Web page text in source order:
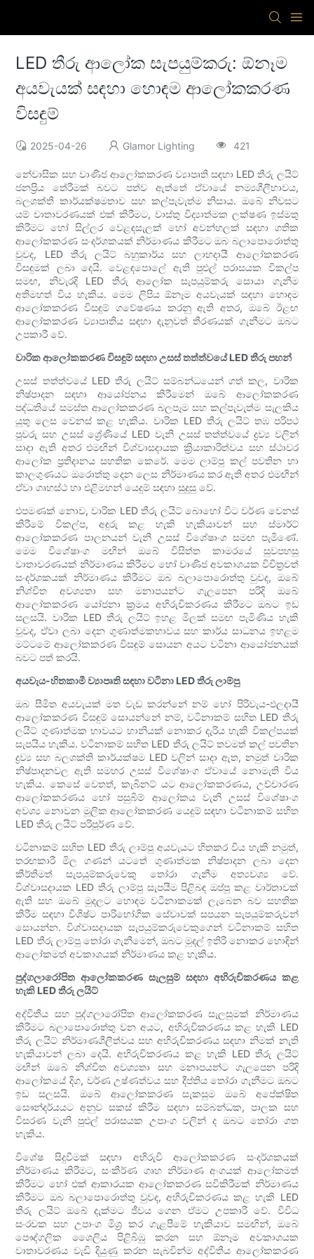
LED තීරු ආලෝක සැපයුම්කරු: ඕනෑම
අයවැයක් සඳහා හොඳම ආලෝකකරණ
විසඳුම්
2025-04-26 Glamor Lighting 421
නේවාසික සහ වාණිජ ආලෝකකරණ ව්‍යාපෘති සඳහා LED තීරු ලයිට්
ජනප්‍රිය තේරීමක් බවට පත්ව ඇත්තේ ඒවායේ නම්‍යශීලීභාවය,
බලශක්ති කාර්යක්ෂමතාව සහ කල්පැවැත්ම නිසාය. ඔබේ නිවසට
යම් වාතාවරණයක් එක් කිරීමට, වාස්තු විද්‍යාත්මක ලක්ෂණ ඉස්මතු
කිරීමට හෝ සිල්ලර වෙළඳසැලක් හෝ අවන්හලක් සඳහා ගතික
ආලෝකකරණ සංදර්ශකයක් නිර්මාණය කිරීමට ඔබ බලාපොරොත්තු
වුවද, LED තීරු ලයිට් බහුකාර්ය සහ ලාභදායී ආලෝකකරණ
විසඳුමක් ලබා දෙයි. වෙළඳපොලේ ඇති පුළුල් පරාසයක විකල්ප
සමඟ, නිවැරදි LED තීරු ආලෝක සැපයුම්කරු සොයා ගැනීම
අතිමහත් විය හැකිය. මෙම ලිපිය ඕනෑම අයවැයක් සඳහා හොඳම
ආලෝකකරණ විසඳුම් ගවේෂණය කරනු ඇති අතර, ඔබේ ඊළඟ
ආලෝකකරණ ව්‍යාපෘතිය සඳහා දැනුවත් තීරණයක් ගැනීමට ඔබට
උපකාරී වේ.
වාරික ආලෝකකරණ විසඳුම් සඳහා උසස් තත්ත්වයේ LED තීරු පහන්
උසස් තත්ත්වයේ LED තීරු ලයිට් සම්බන්ධයෙන් ගත් කල, වාරික
නිෂ්පාදන සඳහා ආයෝජනය කිරීමෙන් ඔබේ ආලෝකකරණ
පද්ධතියේ සමස්ත ආලෝකකරණ බලපෑම සහ කල්පැවැත්ම සැලකිය
යුතු ලෙස වෙනස් කළ හැකිය. වාරික LED තීරු ලයිට් තඹ පරිපථ
පුවරු සහ උසස් ශ්‍රේණියේ LED වැනි උසස් තත්ත්වයේ ද්‍රව්‍ය වලින්
සාදා ඇති අතර එමඟින් විශ්වාසදායක ක්‍රියාකාරිත්වය සහ ස්ථාවර
ආලෝක ප්‍රතිදානය සහතික කෙරේ. මෙම ලාම්පු කල් පවතින හා
කාලගුණයට ඔරොත්තු දෙන ලෙස නිර්මාණය කර ඇති අතර එමඟින්
ඒවා ගෘහස්ථ හා එළිමහන් යෙදුම් සඳහා සුදුසු වේ.
එපමණක් නොව, වාරික LED තීරු ලයිට් බොහෝ විට වර්ණ වෙනස්
කිරීමේ විකල්ප, අඳුරු කළ හැකි හැකියාවන් සහ ස්මාර්ට්
ආලෝකකරණ පාලනයන් වැනි උසස් විශේෂාංග සමඟ පැමිණේ.
මෙම විශේෂාංග මඟින් ඔබේ විසිත්ත කාමරයේ සුවපහසු
වාතාවරණයක් නිර්මාණය කිරීමට හෝ වාණිජ අවකාශයක විචිත්‍රවත්
සංදර්ශකයක් නිර්මාණය කිරීමට ඔබ බලාපොරොත්තු වුවද, ඔබේ
නිශ්චිත අවශ්‍යතා සහ මනාපයන්ට ගැලපෙන පරිදි ඔබේ
ආලෝකකරණ යෝජනා ක්‍රමය අභිරුචිකරණය කිරීමට ඔබට ඉඩ
සලසයි. වාරික LED තීරු ලයිට් ඉහළ මිලක් සමඟ පැමිණිය හැකි
වුවද, ඒවා ලබා දෙන ගුණාත්මකභාවය සහ කාර්ය සාධනය ඉහළම
මට්ටමේ ආලෝකකරණ විසඳුම් සොයන අයට වටිනා ආයෝජනයක්
බවට පත් කරයි.
අයවැය-හිතකාමී ව්‍යාපෘති සඳහා වටිනා LED තීරු ලාම්පු
ඔබ සීමිත අයවැයක් මත වැඩ කරන්නේ නම් හෝ පිරිවැය-ඵලදායී
ආලෝකකරණ විසඳුම් සොයන්නේ නම්, වටිනාකම් සහිත LED තීරු
ලයිට් ගුණාත්මක භාවයට හානියක් නොකර දැරිය හැකි විකල්පයක්
සැපයිය හැකිය. වටිනාකම් සහිත LED තීරු ලයිට් තවමත් කල් පවතින
ද්‍රව්‍ය සහ බලශක්ති කාර්යක්ෂම LED වලින් සාදා ඇත, නමුත් වාරික
නිෂ්පාදනවල ඇති සමහර උසස් විශේෂාංග ඒවායේ නොමැති විය
හැකිය. කෙසේ වෙතත්, කැබිනට් යට ආලෝකකරණය, උච්චාරණ
ආලෝකකරණය හෝ පසුබිම් ආලෝකය වැනි උසස් විශේෂාංග
අවශ්‍ය නොවන මූලික ආලෝකකරණ යෙදුම් සඳහා වටිනාකම් සහිත
LED තීරු ලයිට් පරිපූර්ණ වේ.
වටිනාකම් සහිත LED තීරු ලාම්පු අයවැයට හිතකර විය හැකි නමුත්,
තරඟකාරී මිල ගණන් යටතේ ගුණාත්මක නිෂ්පාදන ලබා දෙන
කීර්තිමත් සැපයුම්කරුවෙකු තෝරා ගැනීම අත්‍යවශ්‍ය වේ.
විශ්වාසදායක LED තීරු ලාම්පු සැපයීම පිළිබඳ ඔප්පු කළ වාර්තාවක්
ඇති සහ ඔබේ මුදලට හොඳම වටිනාකමක් ලැබෙන බව සහතික
කිරීම සඳහා විශිෂ්ට පාරිභෝගික සේවාවක් සපයන සැපයුම්කරුවන්
සොයන්න. විශ්වාසදායක සැපයුම්කරුවෙකුගෙන් වටිනාකම් සහිත
LED තීරු ලාම්පු තෝරා ගැනීමෙන්, ඔබට මුදල් ඉතිරි නොකර හොඳින්
ආලෝකමත් අවකාශයක් නිර්මාණය කළ හැකිය.
පුද්ගලාරෝපිත ආලෝකකරණ සැලසුම් සඳහා අභිරුචිකරණය කළ
හැකි LED තීරු ලයිට්
අද්විතීය සහ පුද්ගලාරෝපිත ආලෝකකරණ සැලසුමක් නිර්මාණය
කිරීමට බලාපොරොත්තු වන අයට, අභිරුචිකරණය කළ හැකි LED
තීරු ලයිට් නිර්මාණශීලීත්වය සහ අභිරුචිකරණය සඳහා නිමක් නැති
හැකියාවන් ලබා දෙයි. අභිරුචිකරණය කළ හැකි LED තීරු ලයිට්
මඟින් ඔබේ නිශ්චිත අවශ්‍යතා සහ මනාපයන්ට ගැලපෙන පරිදි
ආලෝකයේ දිග, වර්ණ උෂ්ණත්වය සහ දීප්තිය තෝරා ගැනීමට ඔබට
ඉඩ සලසයි. ඔබේ ආලෝකකරණ සැකසුම ඔබේ අපේක්ෂිත
සෞන්දර්යයට අනුව සකස් කිරීම සඳහා සම්බන්ධක, පාලක සහ
විසරණ වැනි පුළුල් පරාසයක උපාංග වලින් ද ඔබට තෝරා ගත
හැකිය.
විශේෂ සිදුවීමක් සඳහා අභිරුචි ආලෝකකරණ සංදර්ශකයක්
නිර්මාණය කිරීමට, සංකීර්ණ ගෘහ නිර්මාණ අංගයක් ආලෝකමත්
කිරීමට හෝ එක් ආකාරයක ආලෝකකරණ සවිකිරීමක් නිර්මාණය
කිරීමට ඔබ බලාපොරොත්තු වුවද, අභිරුචිකරණය කළ හැකි LED
තීරු ලයිට් ඔබේ දැක්මට ජීවය ගෙන ඒමට උපකාරී වේ. විවිධ
සංරචක සහ උපාංග මිශ්‍ර කර ගැළපීමේ හැකියාව සමඟින්, ඔබේ
පෞද්ගලික ශෛලිය පිළිබිඹු කරන සහ ඕනෑම අවකාශයක
වාතාවරණය වැඩි දියුණු කරන සැබවින්ම අද්විතීය ආලෝකකරණ